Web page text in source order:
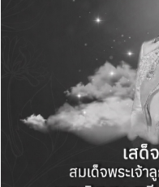
View All Posts
Post
navigation
PREVIOUS POST
‘มิชลิน’ เตรียมจัดงาน
ประกาศรางวัลดาวมิ
ชลินประจำปี 2567